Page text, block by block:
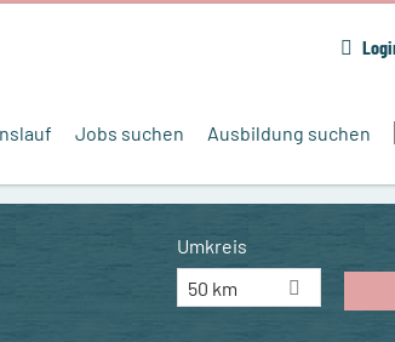
Jobs suchen Ausbildung suchen
Umkreis
50 km